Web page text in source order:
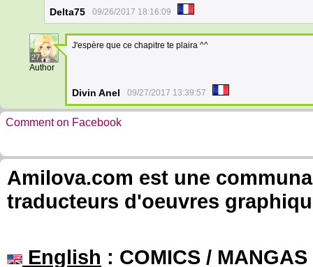
Delta75 09/26/2017 18:16:09
27
Author
J'espère que ce chapitre te plaira ^^
Divin Anel 09/27/2017 13:39:57
Comment on Facebook
Amilova.com est une
traducteurs d'oeuvres
English : COMICS /